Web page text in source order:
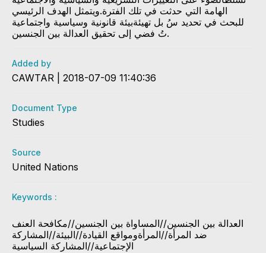
الهامة التي حدثت في تلك الفترة.ويتمثل الهدف الرئيسي
للبحث في تحديد سُ بل تهيئةبيئة قانونية وسياسية واجتماعية
تُ فضي إلى تحقيق العدالة بين الجنسين.
Added by
CAWTAR | 2018-07-09 11:40:36
Document Type
Studies
Source
United Nations
Keywords :
​العدالة بين الجنسين//المساواة بين الجنسين//مكافحة العنف
ضد المرأة//المرأةومواقع القيادة//البيئة//المشاركة